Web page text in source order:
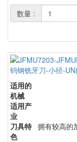
数量 :
钨钢铣牙刀-小径-
适用的
机械
适用产
业
刀具特
色
拥有较高的